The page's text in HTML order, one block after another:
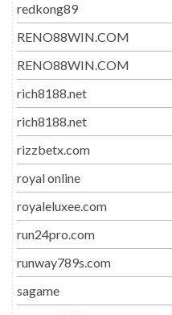
redkong89
RENO88WIN.COM
RENO88WIN.COM
rich8188.net
rich8188.net
rizzbetx.com
royal online
royaleluxee.com
run24pro.com
runway789s.com
sagame